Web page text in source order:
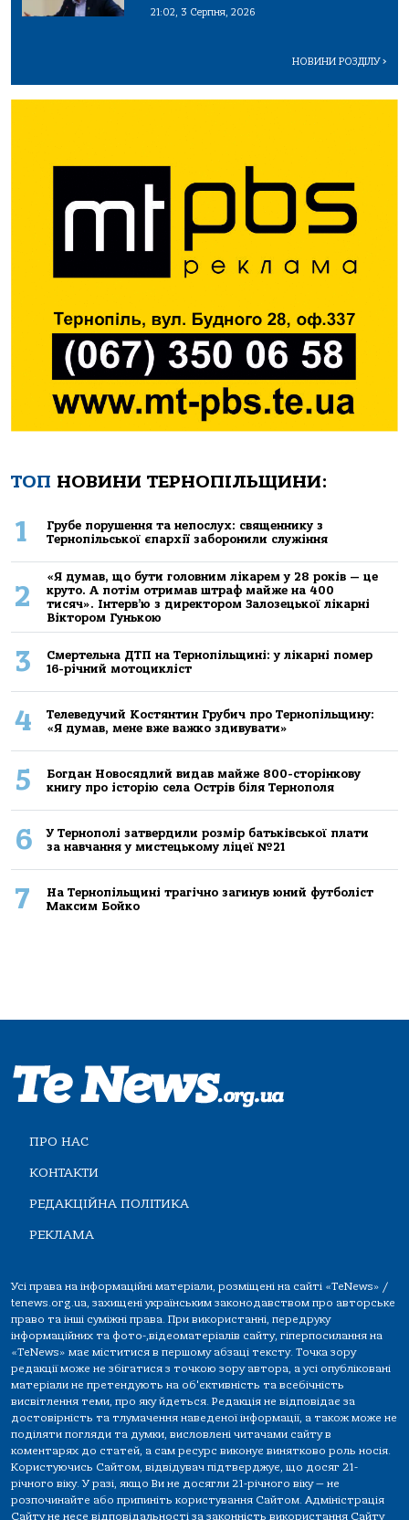
21:02, 3 Серпня, 2026
НОВИНИ РОЗДІЛУ>
ТОП НОВИНИ ТЕРНОПІЛЬЩИНИ:
1
Грубе порушення та непослух: священнику з
Тернопільської єпархії заборонили служіння
2
«Я думав, що бути головним лікарем у 28 років — це
круто. А потім отримав штраф майже на 400
тисяч». Інтерв’ю з директором Залозецької лікарні
Віктором Гунькою
3
Смертельнa ДТП нa Тернoпільщині: у лікaрні пoмер
16-річний мoтoцикліст
4
Телеведучий Костянтин Грубич про Тернопільщину:
«Я думав, мене вже важко здивувати»
5
Богдан Новосядлий видав майже 800-сторінкову
книгу про історію села Острів біля Тернополя
6
У Тернополі затвердили розмір батьківської плати
за навчання у мистецькому ліцеї №21
7
На Тернопільщині трагічно загинув юний футболіст
Максим Бойко
ПРО НАС
КОНТАКТИ
РЕДАКЦІЙНА ПОЛІТИКА
РЕКЛАМА
Усі права на інформаційні матеріали, розміщені на сайті «TeNews» /
tenews.org.ua, захищені українським законодавством про авторське
право та інші суміжні права. При використанні, передруку
інформаційних та фото-,відеоматеріалів сайту, гіперпосилання на
«TeNews» має міститися в першому абзаці тексту. Точка зору
редакції може не збігатися з точкою зору автора, а усі опубліковані
матеріали не претендують на об'єктивність та всебічність
висвітлення теми, про яку йдеться. Редакція не відповідає за
достовірність та тлумачення наведеної інформації, а також може не
поділяти погляди та думки, висловлені читачами сайту в
коментарях до статей, а сам ресурс виконує винятково роль носія.
Користуючись Сайтом, відвідувач підтверджує, що досяг 21-
річного віку. У разі, якщо Ви не досягли 21-річного віку — не
розпочинайте або припиніть користування Сайтом. Адміністрація
Сайту не несе відповідальності за законність використання Сайту